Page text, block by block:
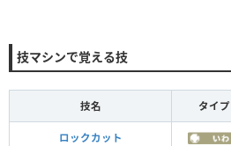
技マシンで覚える技
技名 タイプ
ロックカット